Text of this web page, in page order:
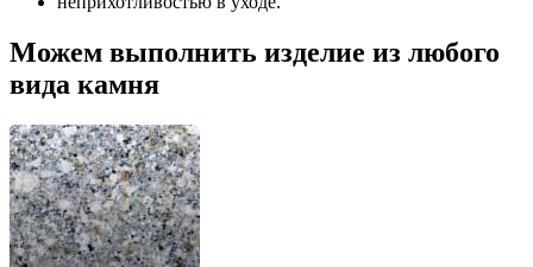
Можем выполнить изделие из любого
вида камня